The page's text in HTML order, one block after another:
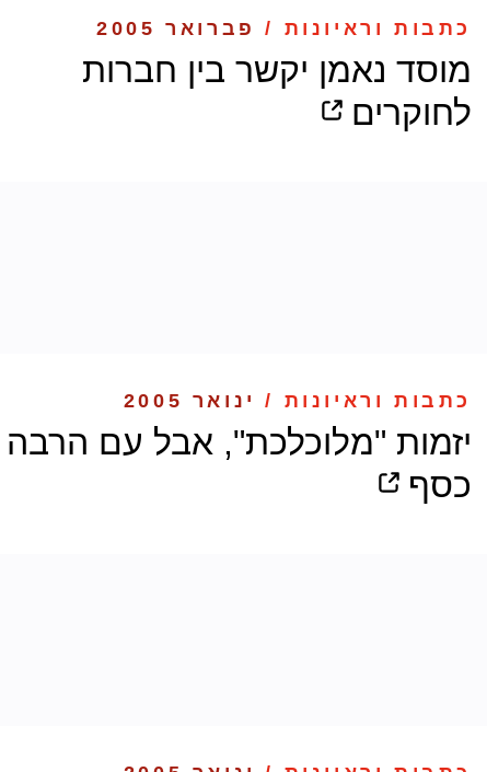
כתבות וראיונות / פברואר 2005
מוסד נאמן יקשר בין חברות
לחוקרים
כתבות וראיונות / ינואר 2005
יזמות "מלוכלכת", אבל עם הרבה
כסף